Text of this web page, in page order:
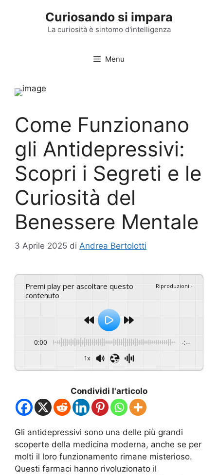
Curiosando si impara
La curiosità è sintomo d'intelligenza
Menu
Come Funzionano
gli Antidepressivi:
Scopri i Segreti e le
Curiosità del
Benessere Mentale
3 Aprile 2025 di Andrea Bertolotti
Premi play per ascoltare questo
contenuto
Riproduzioni:-
0:00 -:--
1x
Condividi l'articolo
Gli antidepressivi sono una delle più grandi
scoperte della medicina moderna, anche se per
molti il loro funzionamento rimane misterioso.
Questi farmaci hanno rivoluzionato il